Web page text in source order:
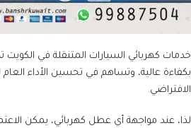
خدمات كهربائي السيارات المتنقلة في الكويت
بكفاءة عالية، وتساهم في تحسين الأداء العام
الافتراضي.
لذا، عند مواجهة أي عطل كهربائي، يمكن